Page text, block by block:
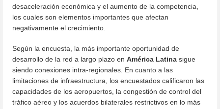
desaceleración económica y el aumento de la competencia,
los cuales son elementos importantes que afectan
negativamente el crecimiento.
Según la encuesta, la más importante oportunidad de
desarrollo de la red a largo plazo enAmérica Latina sigue
siendo conexiones intra-regionales. En cuanto a las
limitaciones de infraestructura, los encuestados calificaron las
capacidades de los aeropuertos, la congestión de control del
tráfico aéreo y los acuerdos bilaterales restrictivos en lo más